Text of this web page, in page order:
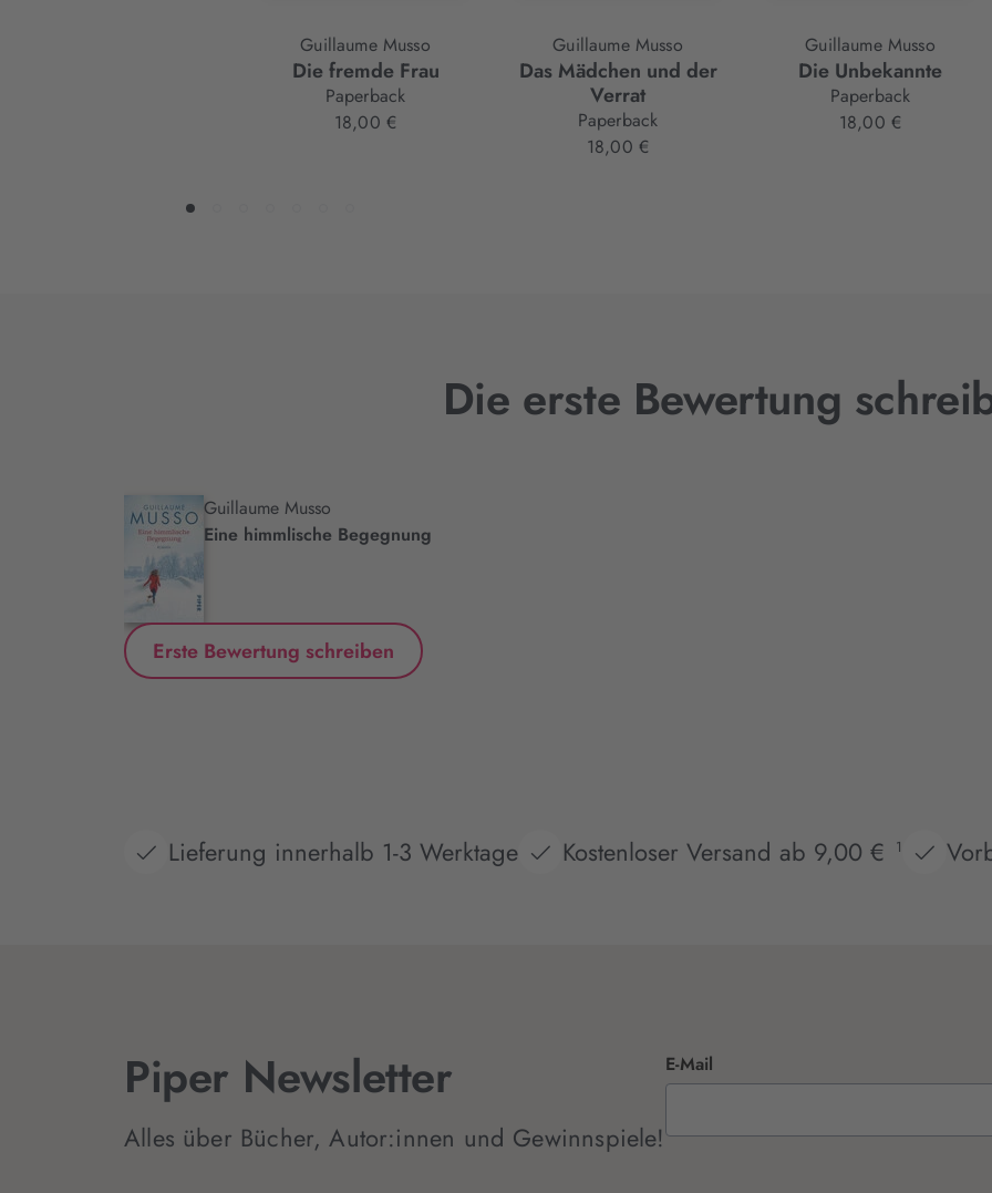
Guillaume Musso
Die fremde Frau
Paperback
18,00 €
Guillaume Musso
Das Mädchen und der
Verrat
Paperback
18,00 €
Guillaume Musso
Die Unbekannte
Paperback
18,00 €
Die erste Bewertung
Guillaume Musso
Eine himmlische Begegnung
Erste Bewertung schreiben
Lieferung innerhalb 1-3 Werktage Kostenloser Versand ab 9,00 € 1
Piper Newsletter
Alles über Bücher, Autor:innen und Gewinnspiele!
E-Mail